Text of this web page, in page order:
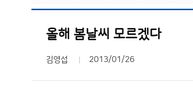
올해 봄날씨 모르겠다
김영섭 2013/01/26